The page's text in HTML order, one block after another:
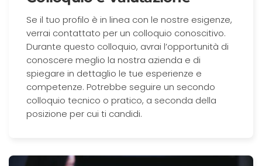
Se il tuo profilo è in linea con le nostre esigenze,
verrai contattato per un colloquio conoscitivo.
Durante questo colloquio, avrai l’opportunità di
conoscere meglio la nostra azienda e di
spiegare in dettaglio le tue esperienze e
competenze. Potrebbe seguire un secondo
colloquio tecnico o pratico, a seconda della
posizione per cui ti candidi.